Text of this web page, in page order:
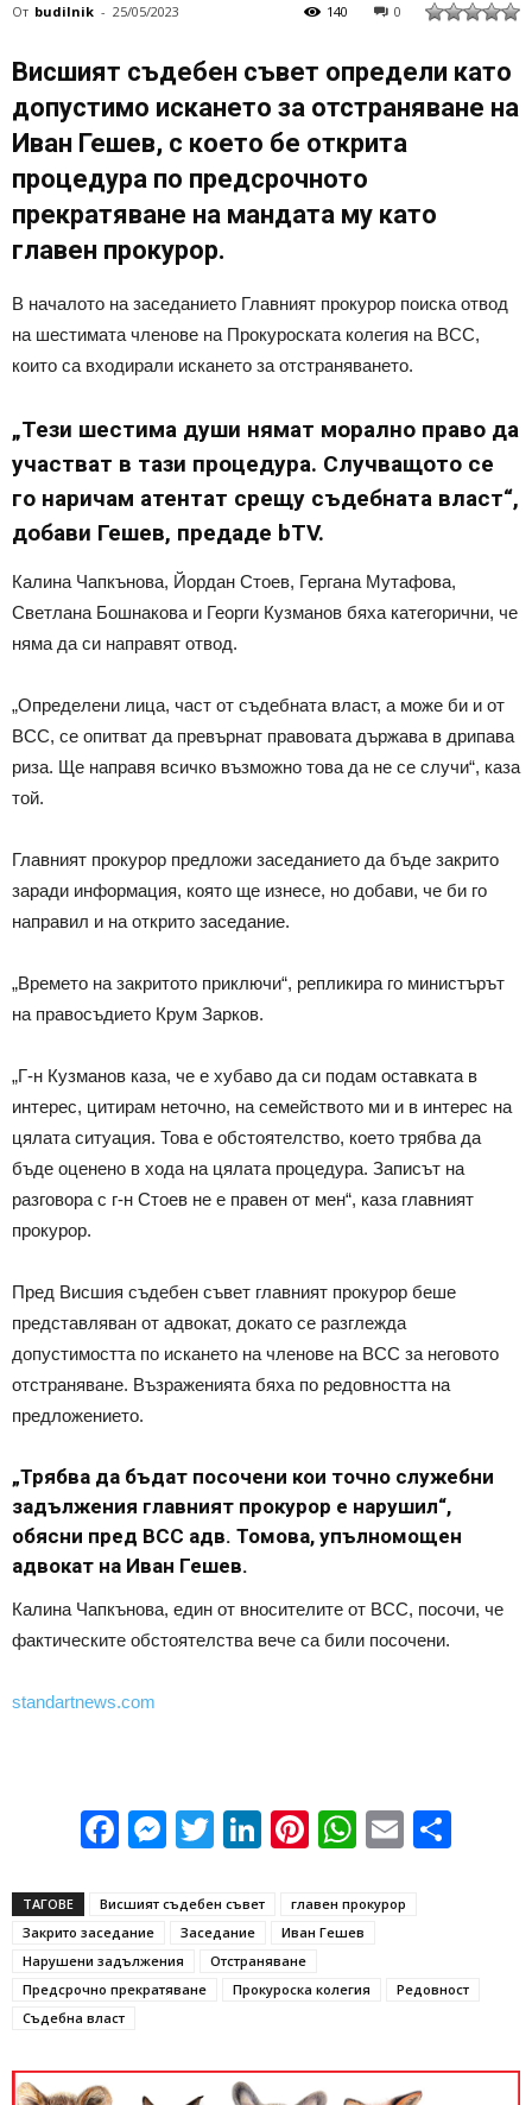
От budilnik - 25/05/2023 0
140
Висшият съдебен съвет определи като
допустимо искането за отстраняване на
Иван Гешев, с което бе открита
процедура по предсрочното
прекратяване на мандата му като
главен прокурор.
В началото на заседанието Главният прокурор поиска отвод
на шестимата членове на Прокуроската колегия на ВСС,
които са входирали искането за отстраняването.
„Тези шестима души нямат морално право да
участват в тази процедура. Случващото се
го наричам атентат срещу съдебната власт“,
добави Гешев, предаде bTV.
Калина Чапкънова, Йордан Стоев, Гергана Мутафова,
Светлана Бошнакова и Георги Кузманов бяха категорични, че
няма да си направят отвод.
„Определени лица, част от съдебната власт, а може би и от
ВСС, се опитват да превърнат правовата държава в дрипава
риза. Ще направя всичко възможно това да не се случи“, каза
той.
Главният прокурор предложи заседанието да бъде закрито
заради информация, която ще изнесе, но добави, че би го
направил и на открито заседание.
„Времето на закритото приключи“, репликира го министърът
на правосъдието Крум Зарков.
„Г-н Кузманов каза, че е хубаво да си подам оставката в
интерес, цитирам неточно, на семейството ми и в интерес на
цялата ситуация. Това е обстоятелство, което трябва да
бъде оценено в хода на цялата процедура. Записът на
разговора с г-н Стоев не е правен от мен“, каза главният
прокурор.
Пред Висшия съдебен съвет главният прокурор беше
представляван от адвокат, докато се разглежда
допустимостта по искането на членове на ВСС за неговото
отстраняване. Възраженията бяха по редовността на
предложението.
„Трябва да бъдат посочени кои точно служебни
задължения главният прокурор е нарушил“,
обясни пред ВСС адв. Томова, упълномощен
адвокат на Иван Гешев.
Калина Чапкънова, един от вносителите от ВСС, посочи, че
фактическите обстоятелства вече са били посочени.
standartnews.com
Facebook
Messenger
Twitter
LinkedIn
Pinterest
WhatsApp
Email
ТАГОВЕ Висшият съдебен съвет
главен прокурор
Закрито заседание
Заседание
Иван Гешев
Нарушени задължения
Отстраняване
Предсрочно прекратяване
Прокуроска колегия
Редовност
Съдебна власт